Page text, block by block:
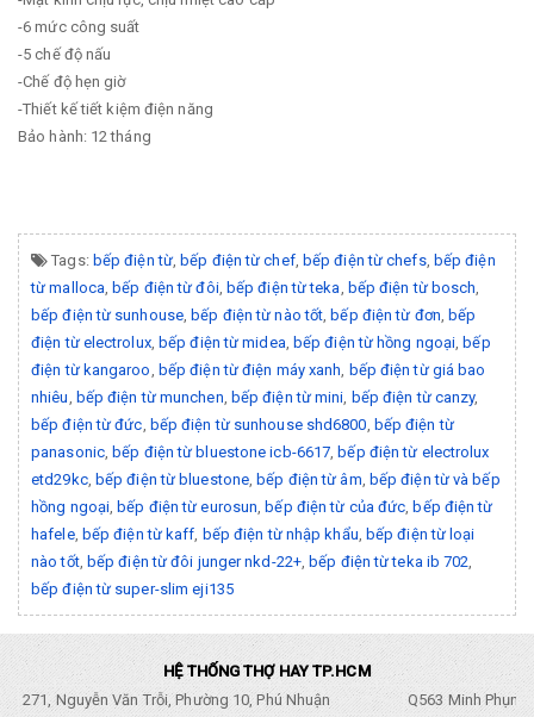
-6 mức công suất
-5 chế độ nấu
-Chế độ hẹn giờ
-Thiết kế tiết kiệm điện năng
Bảo hành: 12 tháng
Tags: bếp điện từ, bếp điện từ chef, bếp điện từ chefs, bếp điện
từ malloca bếp điện từ đôi, bếp điện từ teka bếp điện từ bosch
bếp điện từ sunhouse bếp điện từ nào tốt bếp điện từ đơn bếp
điện từ electrolux, bếp điện từ midea bếp điện từ hồng ngoại bếp
điện từ kangaroo
bếp điện từ điện máy xanh
bếp điện từ giá bao
nhiêu
bếp điện từ munchen bếp điện từ mini bếp điện từ canzy,
bếp điện từ đức bếp điện từ sunhouse shd6800 bếp điện từ
panasonic, bếp điện từ bluestone icb-6617 bếp điện từ electrolux
etd29kc, bếp điện từ bluestone bếp điện từ âm bếp điện từ và bếp
hồng ngoại bếp điện từ eurosun bếp điện từ của đức bếp điện từ
hafele, bếp điện từ kaff bếp điện từ nhập khẩu bếp điện từ loại
nào tốt, bếp điện từ đôi junger nkd-22+, bếp điện từ teka ib 702
bếp điện từ super-slim eji135
HỆ THỐNG THỢ HAY TP.HCM
271, Nguyễn Văn Trỗi, Phường 10, Phú Nhuận
Q563 Minh